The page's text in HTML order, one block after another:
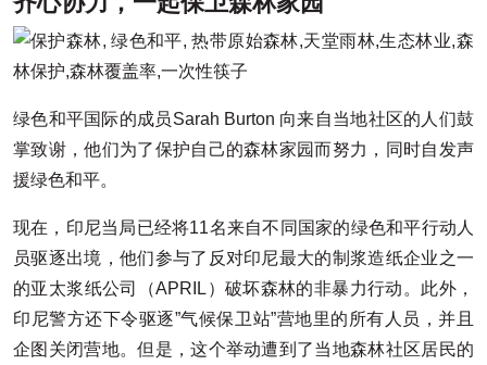
绿色和平国际的成员Sarah Burton 向来自当地社区的人们鼓
掌致谢，他们为了保护自己的森林家园而努力，同时自发声
援绿色和平。
现在，印尼当局已经将11名来自不同国家的绿色和平行动人
员驱逐出境，他们参与了反对印尼最大的制浆造纸企业之一
的亚太浆纸公司（APRIL）破坏森林的非暴力行动。此外，
印尼警方还下令驱逐”气候保卫站”营地里的所有人员，并且
企图关闭营地。但是，这个举动遭到了当地森林社区居民的